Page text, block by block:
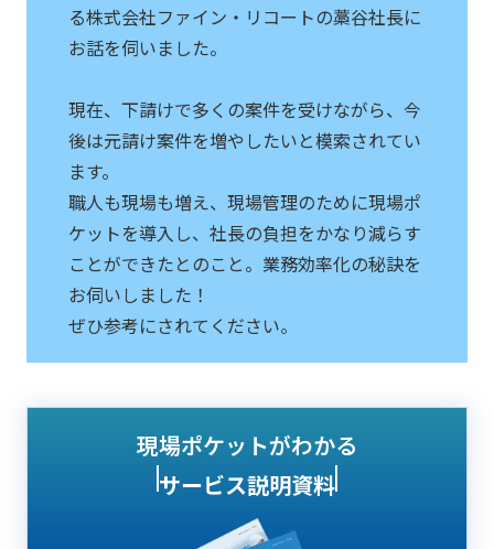
る株式会社ファイン・リコートの藁谷社長に
お話を伺いました。
現在、下請けで多くの案件を受けながら、今
後は元請け案件を増やしたいと模索されてい
ます。
職人も現場も増え、現場管理のために現場ポ
ケットを導入し、社長の負担をかなり減らす
ことができたとのこと。業務効率化の秘訣を
お伺いしました！
ぜひ参考にされてください。
現場ポケットがわかる
サービス説明資料